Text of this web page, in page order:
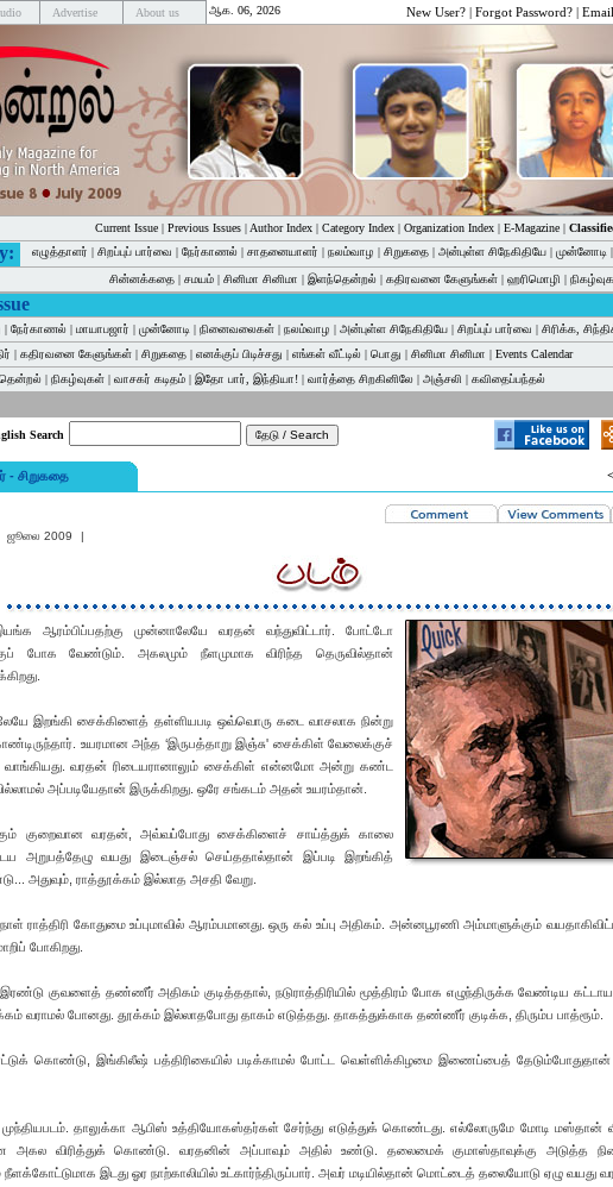
Advertise About us ஆக. 06, 2026 New User? | Forgot Password? |
Current Issue| Previous Issues| Author Index| Category Index| Organization Index| E-Magazine|
எழுத்தாளர் | சிறப்புப் பார்வை | நேர்காணல் | சாதனையாளர் | நலம்வாழ | சிறுகதை | அன்புள்ள சிநேகிதியே | முன்னோடி |
சின்னக்கதை | சமயம் | சினிமா சினிமா | இளந்தென்றல் | கதிரவனை கேளுங்கள் | ஹரிமொழி |
| நேர்காணல் | மாயாபஜார் | முன்னோடி | நினைவலைகள் | நலம்வாழ | அன்புள்ள சிநேகிதியே | சிறப்புப் பார்வை | சிரிக்க,
| கதிரவனை கேளுங்கள் | சிறுகதை | எனக்குப் பிடிச்சது | எங்கள் வீட்டில் | பொது | சினிமா சினிமா | Events Calendar
| நிகழ்வுகள் | வாசகர் கடிதம் | இதோ பார், இந்தியா! | வார்த்தை சிறகினிலே | அஞ்சலி | கவிதைப்பந்தல்
Search
- சிறுகதை
ஜூலை 2009 |
ஆரம்பிப்பதற்கு முன்னாலேயே வரதன் வந்துவிட்டார். போட்டோ
போக வேண்டும். அகலமும் நீளமுமாக விரிந்த தெருவில்தான்
இறங்கி சைக்கிளைத் தள்ளியபடி ஒவ்வொரு கடை வாசலாக நின்று
உயரமான அந்த ‘இருபத்தாறு இஞ்சு' சைக்கிள் வேலைக்குச்
வாங்கியது. வரதன் ரிடையரானாலும் சைக்கிள் என்னமோ அன்று கண்ட
அப்படியேதான் இருக்கிறது. ஒரே சங்கடம் அதன் உயரம்தான்.
குறைவான வரதன், அவ்வப்போது சைக்கிளைச் சாய்த்துக் காலை
அறுபத்தேழு வயது இடைஞ்சல் செய்ததால்தான் இப்படி இறங்கித்
அதுவும், ராத்தூக்கம் இல்லாத அசதி வேறு.
ராத்திரி கோதுமை உப்புமாவில் ஆரம்பமானது. ஒரு கல் உப்பு அதிகம். அன்னபூரணி அம்மாளுக்கும்
போகிறது.
குவளைத் தண்ணீர் அதிகம் குடித்ததால், நடுராத்திரியில் மூத்திரம் போக எழுந்திருக்க வேண்டிய
வராமல் போனது. தூக்கம் இல்லாதபோது தாகம் எடுத்தது. தாகத்துக்காக தண்ணீர் குடிக்க, திரும்ப பாத்ரூம்.
கொண்டு, இங்கிலீஷ் பத்திரிகையில் படிக்காமல் போட்ட வெள்ளிக்கிழமை இணைப்பைத்
முந்தியபடம். தாலுக்கா ஆபிஸ் உத்தியோகஸ்தர்கள் சேர்ந்து எடுத்துக் கொண்டது. எல்லோருமே மோடி மஸ்தான்
விரித்துக் கொண்டு. வரதனின் அப்பாவும் அதில் உண்டு. தலைமைக் குமாஸ்தாவுக்கு அடுத்த
இடது ஓர நாற்காலியில் உட்கார்ந்திருப்பார். அவர் மடியில்தான் மொட்டைத் தலையோடு ஏழு வயது